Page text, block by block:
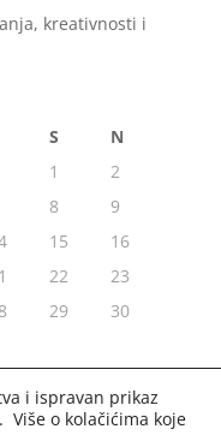
kreativnosti i
S
N
1
2
8
9
15
16
22
23
29
30
i ispravan prikaz
Više o kolačićima koje